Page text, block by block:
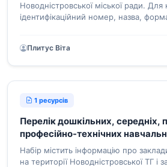
Новодністровської міської ради.
ідентифікаційний номер, назва,
Плитус Віта
1 ресурсів
Перелік дошкільних, середніх,
професійно-технічних
Новодністровської міської
інформація щодо них
Набір містить інформацію про
на території Новодністровської ТГ і